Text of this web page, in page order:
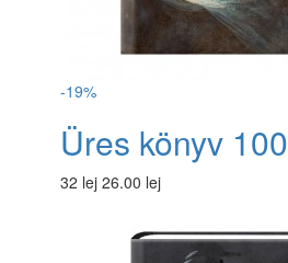
-19%
Üres könyv 100
32 lej 26.00 lej